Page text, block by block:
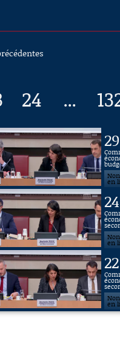
24 ...
29
en
24
en
22
en